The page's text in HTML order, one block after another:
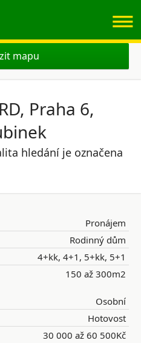
≡
mapu
Praha 6,
hledání je označena
Pronájem
Rodinný dům
4+kk, 4+1, 5+kk, 5+1
150 až 300m2
Osobní
Hotovost
30 000 až 60 500Kč